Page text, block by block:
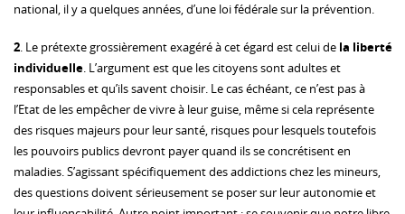
national, il y a quelques années, d’une loi fédérale sur la prévention.
2. Le prétexte grossièrement exagéré à cet égard est celui de la liberté
individuelle. L’argument est que les citoyens sont adultes et
responsables et qu’ils savent choisir. Le cas échéant, ce n’est pas à
l’Etat de les empêcher de vivre à leur guise, même si cela représente
des risques majeurs pour leur santé, risques pour lesquels toutefois
les pouvoirs publics devront payer quand ils se concrétisent en
maladies. S’agissant spécifiquement des addictions chez les mineurs,
des questions doivent sérieusement se poser sur leur autonomie et